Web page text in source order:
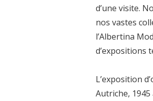
d’une visite.
nos vastes
l’Albertina
d’expositions
L’exposition
Autriche,